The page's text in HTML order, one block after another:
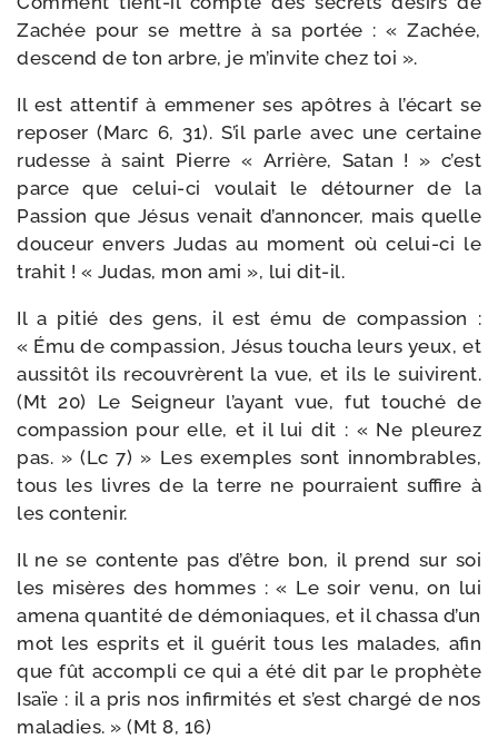
Zachée pour se mettre à sa por­tée : « Zachée,
des­cend de ton arbre, je m’invite chez toi ».
Il est atten­tif à emme­ner ses apôtres à l’écart se
repo­ser (Marc 6, 31). S’il parle avec une cer­taine
rudesse à saint Pierre « Arrière, Satan ! » c’est
parce que celui-​ci vou­lait le détour­ner de la
Passion que Jésus venait d’annoncer, mais quelle
dou­ceur envers Judas au moment où celui-​ci le
tra­hit ! « Judas, mon ami », lui dit-il.
Il a pitié des gens, il est ému de com­pas­sion :
« Ému de com­pas­sion, Jésus tou­cha leurs yeux, et
aus­si­tôt ils recou­vrèrent la vue, et ils le sui­virent.
(Mt 20) Le Seigneur l’ayant vue, fut tou­ché de
com­pas­sion pour elle, et il lui dit : « Ne pleu­rez
pas. » (Lc 7) » Les exemples sont innom­brables,
tous les livres de la terre ne pour­raient suf­fire à
les contenir.
Il ne se contente pas d’être bon, il prend sur soi
les misères des hommes : « Le soir venu, on lui
ame­na quan­ti­té de démo­niaques, et il chas­sa d’un
mot les esprits et il gué­rit tous les malades, afin
que fût accom­pli ce qui a été dit par le pro­phète
Isaïe : il a pris nos infir­mi­tés et s’est char­gé de nos
mala­dies. » (Mt 8, 16)